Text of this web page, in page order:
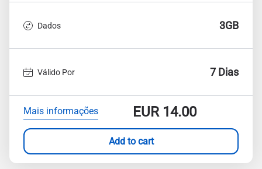
Dados 3GB
Válido Por 7 Dias
Mais informações EUR14.00
Add to cart